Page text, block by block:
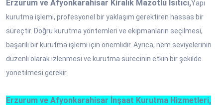
Erzurum ve Afyonkarahisar Kiralık Mazotlu Isıtıcı,Yapı
kurutma işlemi, profesyonel bir yaklaşım gerektiren hassas bir
süreçtir. Doğru kurutma yöntemleri ve ekipmanların seçilmesi,
başarılı bir kurutma işlemi için önemlidir. Ayrıca, nem seviyelerinin
düzenli olarak izlenmesi ve kurutma sürecinin etkin bir şekilde
yönetilmesi gerekir.
Erzurum ve Afyonkarahisar İnşaat Kurutma Hizmetleri,